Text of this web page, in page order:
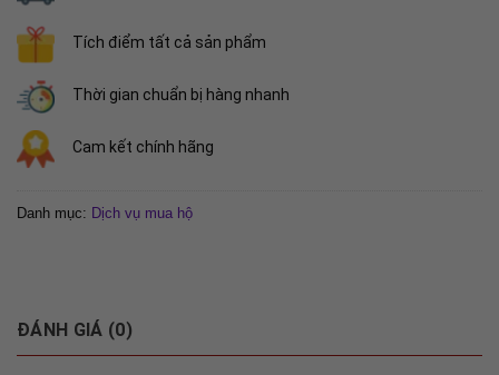
Tích điểm tất cả sản phẩm
Thời gian chuẩn bị hàng nhanh
Cam kết chính hãng
Danh mục: Dịch vụ mua hộ
ĐÁNH GIÁ (0)